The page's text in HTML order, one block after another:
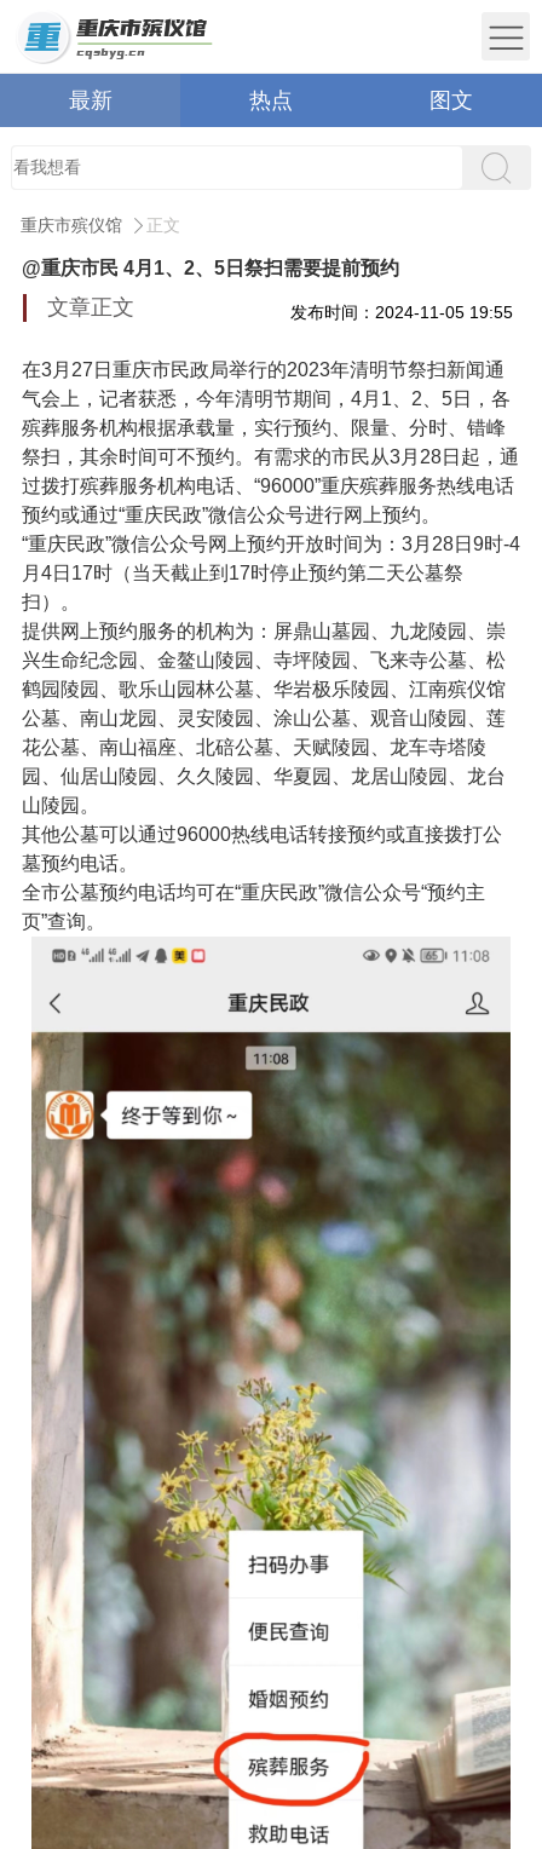
最新 热点 图文
重庆市殡仪馆 正文
@重庆市民 4月1、2、5日祭扫需要提前预约
文章正文 发布时间：2024-11-05 19:55
在3月27日重庆市民政局举行的2023年清明节祭扫新闻通
气会上，记者获悉，今年清明节期间，4月1、2、5日，各
殡葬服务机构根据承载量，实行预约、限量、分时、错峰
祭扫，其余时间可不预约。有需求的市民从3月28日起，通
过拨打殡葬服务机构电话、“96000”重庆殡葬服务热线电话
预约或通过“重庆民政”微信公众号进行网上预约。
“重庆民政”微信公众号网上预约开放时间为：3月28日9时-4
月4日17时（当天截止到17时停止预约第二天公墓祭
扫）。
提供网上预约服务的机构为：屏鼎山墓园、九龙陵园、崇
兴生命纪念园、金鳌山陵园、寺坪陵园、飞来寺公墓、松
鹤园陵园、歌乐山园林公墓、华岩极乐陵园、江南殡仪馆
公墓、南山龙园、灵安陵园、涂山公墓、观音山陵园、莲
花公墓、南山福座、北碚公墓、天赋陵园、龙车寺塔陵
园、仙居山陵园、久久陵园、华夏园、龙居山陵园、龙台
山陵园。
其他公墓可以通过96000热线电话转接预约或直接拨打公
墓预约电话。
全市公墓预约电话均可在“重庆民政”微信公众号“预约主
页”查询。